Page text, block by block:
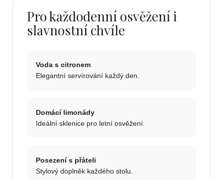
Pro každodenní osvěžení i
slavnostní chvíle
Voda s citronem
Elegantní servírování každý den.
Domácí limonády
Ideální sklenice pro letní osvěžení.
Posezení s přáteli
Stylový doplněk každého stolu.